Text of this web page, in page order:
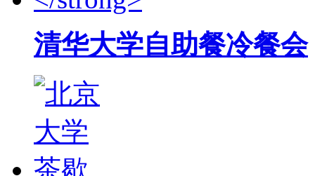
清华大学自助餐冷餐会